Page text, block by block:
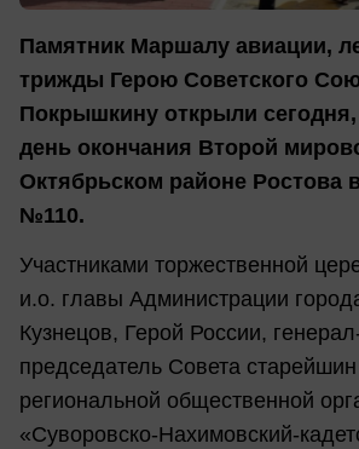
Памятник Маршалу авиации,
трижды Герою Советского
Покрышкину открыли
день окончания Второй
Октябрьском районе Ростова
№110.
Участниками торжественной
и.о. главы Администрации
Кузнецов, Герой России,
председатель Совета старейшин
региональной общественной
«Суворовско-Нахимовский-